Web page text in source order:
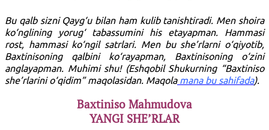
Bu qalb sizni Qayg‘u bilan ham kulib tanishtiradi. Men shoira
ko‘nglining yorug‘ tabassumini his etayapman. Hammasi
rost, hammasi ko‘ngil satrlari. Men bu she’rlarni o‘qiyotib,
Baxtinisoning qalbini ko‘rayapman, Baxtinisoning o‘zini
anglayapman. Muhimi shu! (Eshqobil Shukurning “Baxtiniso
she’rlarini o‘qidim” maqolasidan. Maqola mana bu sahifada).
Baxtiniso Mahmudova
YANGI SHE’RLAR